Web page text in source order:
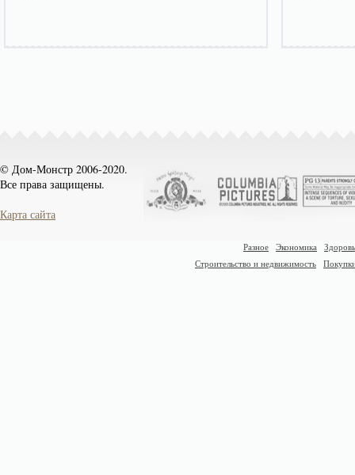
© Дом-Монстр 2006-2020.
Все права защищены.
Карта сайта
Разное Экономика
Строительство и недвижимость